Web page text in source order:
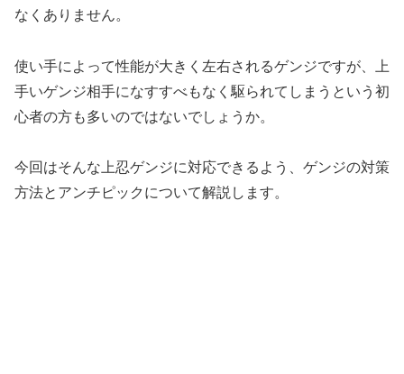
なくありません。
使い手によって性能が大きく左右されるゲンジですが、上
手いゲンジ相手になすすべもなく駆られてしまうという初
心者の方も多いのではないでしょうか。
今回はそんな上忍ゲンジに対応できるよう、ゲンジの対策
方法とアンチピックについて解説します。